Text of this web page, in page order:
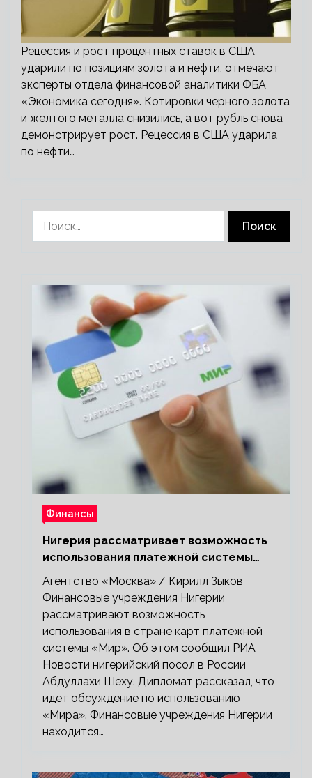
Рецессия и рост процентных ставок в США
ударили по позициям золота и нефти, отмечают
эксперты отдела финансовой аналитики ФБА
«Экономика сегодня». Котировки черного золота
и желтого металла снизились, а вот рубль снова
демонстрирует рост. Рецессия в США ударила
по нефти…
Финансы
Нигерия рассматривает возможность
использования платежной системы
«Мир»
Агентство «Москва» / Кирилл Зыков
Финансовые учреждения Нигерии
рассматривают возможность
использования в стране карт платежной
системы «Мир». Об этом сообщил РИА
Новости нигерийский посол в России
Абдуллахи Шеху. Дипломат рассказал, что
идет обсуждение по использованию
«Мира». Финансовые учреждения Нигерии
находится…